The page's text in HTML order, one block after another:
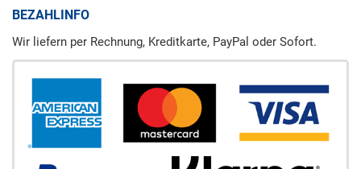
BEZAHLINFO
Wir liefern per Rechnung, Kreditkarte, PayPal oder Sofort.